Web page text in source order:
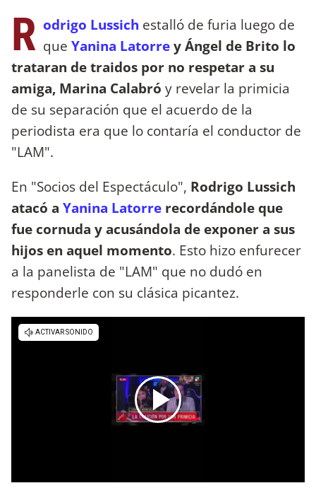
R odrigo Lussich estalló de furia luego de
que Yanina Latorrey Ángel de Brito lo
trataran de traidos por no respetar a su
amiga, Marina Calabró y revelar la primicia
de su separación que el acuerdo de la
periodista era que lo contaría el conductor de
"LAM".
En "Socios del Espectáculo", Rodrigo Lussich
atacó a Yanina Latorre recordándole que
fue cornuda y acusándola de exponer a sus
hijos en aquel momento. Esto hizo enfurecer
a la panelista de "LAM" que no dudó en
responderle con su clásica picantez.